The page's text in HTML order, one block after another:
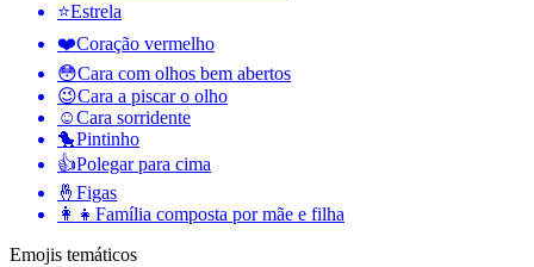
⭐Estrela
❤️Coração vermelho
😳Cara com olhos bem abertos
😉Cara a piscar o olho
☺️Cara sorridente
🐤Pintinho
👍Polegar para cima
🤞 Figas
👩‍👧 Família composta por mãe e filha
Emojis temáticos